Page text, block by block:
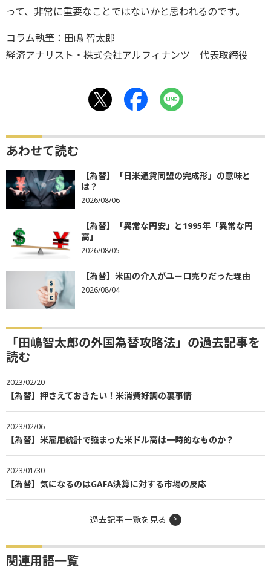
って、非常に重要なことではないかと思われるのです。
コラム執筆：田嶋 智太郎
経済アナリスト・株式会社アルフィナンツ 代表取締役
あわせて読む
【為替】「日米通貨同盟の完成形」の意味と
は？
2026/08/06
【為替】「異常な円安」と1995年「異常な円
高」
2026/08/05
【為替】米国の介入がユーロ売りだった理由
2026/08/04
「田嶋智太郎の外国為替攻略法」の過去記事を
読む
2023/02/20
【為替】押さえておきたい！米消費好調の裏事情
2023/02/06
【為替】米雇用統計で強まった米ドル高は一時的なものか？
2023/01/30
【為替】気になるのはGAFA決算に対する市場の反応
過去記事一覧を見る
関連用語一覧